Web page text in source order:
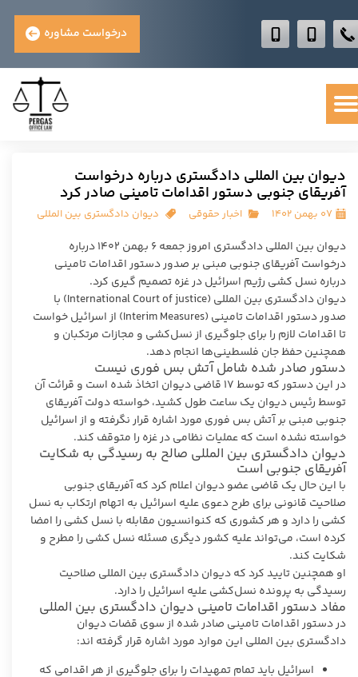
درخواست مشاوره
دیوان بین المللی دادگستری درباره درخواست
آفریقای جنوبی دستور اقدامات تامینی صادر کرد
۰۷ بهمن ۱۴۰۲ اخبار حقوقی دیوان دادگستری بین المللی
دیوان بین المللی دادگستری امروز جمعه ۶ بهمن ۱۴۰۲ درباره
درخواست آفریقای جنوبی مبنی بر صدور دستور اقدامات تامینی
درباره نسل کشی رژیم اسرائیل در غزه تصمیم گیری کرد.
دیوان دادگستری بین المللی (International Court of justice) با
صدور دستور اقدامات تامینی (Interim Measures) از اسرائیل خواست
تا اقدامات لازم را برای جلوگیری از نسل‌کشی و مجازات مرتکبان و
همچنین حفظ جان فلسطینی‌ها انجام دهد.
دستور صادر شده شامل آتش بس فوری نیست
در این دستور که توسط ۱۷ قاضی دیوان اتخاذ شده است و قرائت آن
توسط رئیس دیوان یک ساعت طول کشید، خواسته دولت آفریقای
جنوبی مبنی بر آتش بس فوری مورد اشاره قرار نگرفته و از اسرائیل
خواسته نشده است که عملیات نظامی در غزه را متوقف کند.
دیوان دادگستری بین المللی صالح به رسیدگی به شکایت
آفریقای جنوبی است
با این حال یک قاضی عضو دیوان اعلام کرد که آفریقای جنوبی
صلاحیت قانونی برای طرح دعوی علیه اسرائیل به اتهام ارتکاب به نسل
کشی را دارد و هر کشوری که کنوانسیون مقابله با نسل کشی را امضا
کرده است، می‌تواند علیه کشور دیگری مسئله نسل کشی را مطرح و
شکایت کند.
او همچنین تایید کرد که دیوان دادگستری بین المللی صلاحیت
رسیدگی به پرونده نسل‌کشی علیه اسرائیل را دارد.
مفاد دستور اقدامات تامینی دیوان دادگستری بین المللی
در دستور اقدامات تامینی صادر شده از سوی قضات دیوان
دادگستری بین المللی این موارد مورد اشاره قرار گرفته اند:
اسرائیل باید تمام تمهیدات را برای جلوگیری از هر اقدامی که